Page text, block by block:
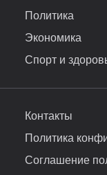
Политика
Экономика
Спорт и
Контакты
Политика
Соглашение